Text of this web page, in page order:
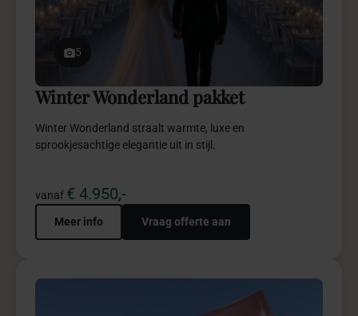
5
Winter Wonderland pakket
Winter Wonderland straalt warmte, luxe en
sprookjesachtige elegantie uit in stijl.
vanaf € 4.950,-
Meer info Vraag offerte aan